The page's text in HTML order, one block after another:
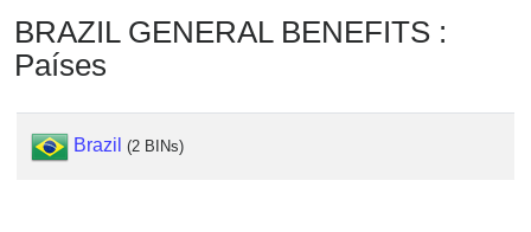
is
My
Address
BRAZIL GENERAL BENEFITS :
Países
Brazil (2 BINs)